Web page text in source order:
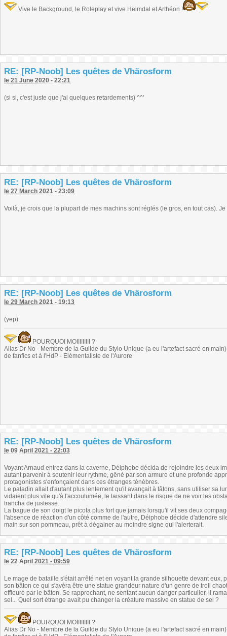
Vive le Background, le Roleplay et vive Heimdal et Arthéon !
RE: [RP-Noob] Les quêtes de Vhärosform
le 21 June 2020 - 22:21
(si si, c'est juste que j'ai quelques retardements) ^^'
RE: [RP-Noob] Les quêtes de Vhärosform
le 27 March 2021 - 23:09
Voilà, je crois que la plupart de mes machins sont réglés (le gros, en tout cas).
RE: [RP-Noob] Les quêtes de Vhärosform
le 29 March 2021 - 19:13
(yep)
POURQUOI MOIIIIIIIII ?
Alias Dr No - Membre de la Guilde du Stylo Unique (a eu l'artefact sacré en
de fanfics et à l'HdP - Elémentaliste de l'Aurore
RE: [RP-Noob] Les quêtes de Vhärosform
le 09 April 2021 - 22:03
Voyant Arnaud entrez dans la caverne, Déiphobe décida de rejoindre les deux
autant parvenir à soutenir leur rythme, gêné par son armure et une profonde
protagonistes s'enfonçaient dans ces étranges ténèbres.
Le paladin allait d'autant plus lentement qu'il avançait à tâtons, sans utiliser sa
vidaient plus vite qu'à l'accoutumée, le laissant dans le risque de ne voir les
trancha de justesse.
La bague de son doigt le picota plus fort que jamais lorsqu'il vit ses deux
l'absence de réaction d'un côté comme de l'autre, Déiphobe décide d'attendre
main sur son pommeau, prêt à dégainer au moindre signe qui l'alerterait.
RE: [RP-Noob] Les quêtes de Vhärosform
le 22 April 2021 - 09:59
Le mage de bataille s'était arrêté net en voyant la grande silhouette devant
son bâton ce qui s'avéra être une statue grandeur nature d'un genre de troll
effleuré par le bâton. Se rapprochant, ne sentant aucun danger particulier, il
sel... Quel sort étrange avait pu changer la créature massive en statue de sel ?
POURQUOI MOIIIIIIIII ?
Alias Dr No - Membre de la Guilde du Stylo Unique (a eu l'artefact sacré en